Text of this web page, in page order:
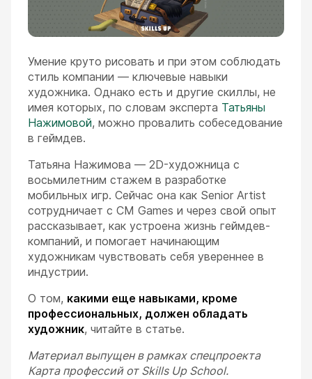
Умение круто рисовать и при этом соблюдать
стиль компании — ключевые навыки
художника. Однако есть и другие скиллы, не
имея которых, по словам эксперта Татьяны
Нажимовой, можно провалить собеседование
в геймдев.
Татьяна Нажимова — 2D-художница с
восьмилетним стажем в разработке
мобильных игр. Сейчас она как Senior Artist
сотрудничает с CM Games и через свой опыт
рассказывает, как устроена жизнь геймдев-
компаний, и помогает начинающим
художникам чувствовать себя увереннее в
индустрии.
О том, какими еще навыками, кроме
профессиональных, должен обладать
художник, читайте в статье.
Материал выпущен в рамках спецпроекта
Карта профессий от Skills Up School.